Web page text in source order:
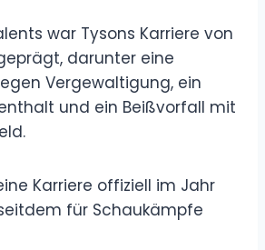
war Tysons Karriere von
darunter eine
Vergewaltigung, ein
und ein Beißvorfall mit
Karriere offiziell im Jahr
für Schaukämpfe